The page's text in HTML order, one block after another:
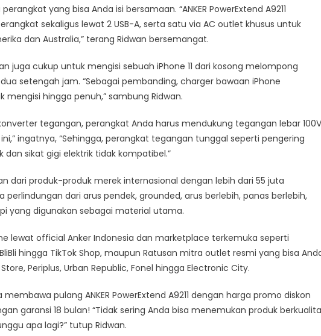
yang bisa Anda isi bersamaan. “ANKER PowerExtend A9211
sekaligus lewat 2 USB-A, serta satu via AC outlet khusus untuk
dan Australia,” terang Ridwan bersemangat.
juga cukup untuk mengisi sebuah iPhone 11 dari kosong melompong
setengah jam. “Sebagai pembanding, charger bawaan iPhone
hingga penuh,” sambung Ridwan.
tegangan, perangkat Anda harus mendukung tegangan lebar
ingatnya, “Sehingga, perangkat tegangan tunggal seperti pengering
sikat gigi elektrik tidak kompatibel.”
dari produk-produk merek internasional dengan lebih dari 55 juta
perlindungan dari arus pendek, grounded, arus berlebih, panas berlebih,
yang digunakan sebagai material utama.
lewat official Anker Indonesia dan marketplace terkemuka seperti
hingga TikTok Shop, maupun Ratusan mitra outlet resmi yang bisa
Periplus, Urban Republic, Fonel hingga Electronic City.
pulang ANKER PowerExtend A9211 dengan harga promo diskon
garansi 18 bulan! “Tidak sering Anda bisa menemukan produk
apa lagi?” tutup Ridwan.